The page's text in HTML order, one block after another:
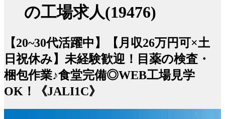
の工場求人(19476)
【20~30代活躍中】【月収26万円可×土
日祝休み】未経験歓迎！目薬の検査・
梱包作業♪食堂完備◎WEB工場見学
OK！《JALI1C》